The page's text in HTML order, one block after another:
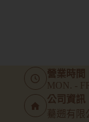
營業時間
MON. -
公司資訊
驀遡有限